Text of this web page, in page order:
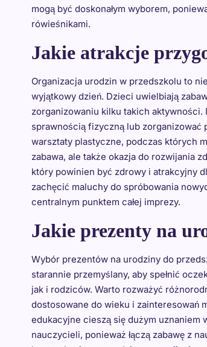
mogą być doskonałym wyborem,
rówieśnikami.
Jakie atrakcje
Organizacja urodzin w przedszkolu to
wyjątkowy dzień. Dzieci uwielbiają
zorganizowaniu kilku takich aktywności.
sprawnością fizyczną lub zorganizować
warsztaty plastyczne, podczas których
zabawa, ale także okazja do rozwijania
który powinien być zdrowy i atrakcyjny
zachęcić maluchy do spróbowania
centralnym punktem całej imprezy.
Jakie prezenty na
Wybór prezentów na urodziny do
starannie przemyślany, aby spełnić
jak i rodziców. Warto rozważyć
dostosowane do wieku i zainteresowań
edukacyjne cieszą się dużym uznaniem
nauczycieli, ponieważ łączą zabawę z